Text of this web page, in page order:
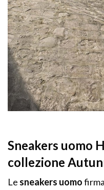
Sneakers uomo
collezione
Le sneakers uomo